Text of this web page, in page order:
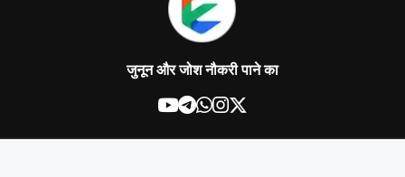
जुनून और जोश नौकरी पाने का